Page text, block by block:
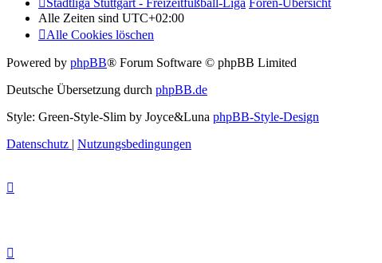
Stadtliga Stuttgart - Freizeitfußball-Liga Foren-Übersicht
Alle Zeiten sind UTC+02:00
Alle Cookies löschen
Powered by phpBB® Forum Software © phpBB Limited
Deutsche Übersetzung durch phpBB.de
Style: Green-Style-Slim by Joyce&Luna phpBB-Style-Design
Datenschutz | Nutzungsbedingungen